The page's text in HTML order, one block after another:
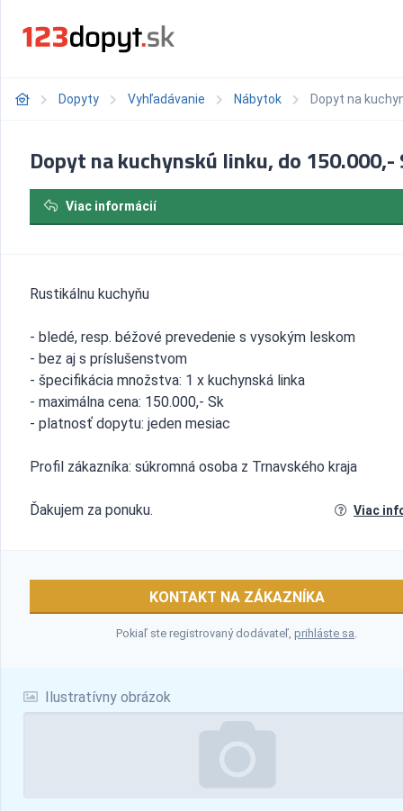
Dopyty Vyhľadávanie Nábytok Dopyt na
Ilustratívny obrázok
Dopyt na kuchynskú linku, do 150.000,-
Viac informácií
Rustikálnu kuchyňu
- bledé, resp. béžové prevedenie s vysokým leskom
- bez aj s príslušenstvom
- špecifikácia množstva: 1 x kuchynská linka
- maximálna cena: 150.000,- Sk
- platnosť dopytu: jeden mesiac
Profil zákazníka: súkromná osoba z Trnavského kraja
Ďakujem za ponuku. Viac
KONTAKT NA ZÁKAZNÍKA
Pokiaľ ste registrovaný dodávateľ,prihláste sa.